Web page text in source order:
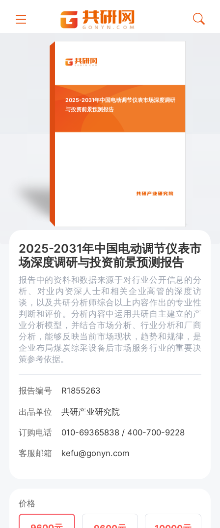
2025-2031年中国电动调节仪表市场深度调研
与投资前景预测报告
2025-2031年中国电动调节仪表市
场深度调研与投资前景预测报告
报告中的资料和数据来源于对行业公开信息的分
析、对业内资深人士和相关企业高管的深度访
谈，以及共研分析师综合以上内容作出的专业性
判断和评价。分析内容中运用共研自主建立的产
业分析模型，并结合市场分析、行业分析和厂商
分析，能够反映当前市场现状，趋势和规律，是
企业布局煤炭综采设备后市场服务行业的重要决
策参考依据。
报告编号 R1855263
出品单位 共研产业研究院
订购电话 010-69365838 / 400-700-9228
客服邮箱 kefu@gonyn.com
价格